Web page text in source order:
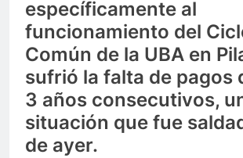
específicamente al
funcionamiento del
Común de la UBA en
sufrió la falta de pagos
3 años consecutivos,
situación que fue
de ayer.